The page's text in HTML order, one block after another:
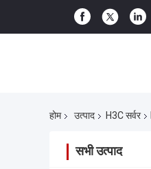
होम उत्पाद H3C सर्वर
सभी उत्पाद